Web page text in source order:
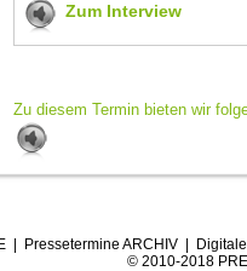
Zum Interview
Zu diesem Termin bieten wir
| Pressetermine ARCHIV|
© 2010-2018